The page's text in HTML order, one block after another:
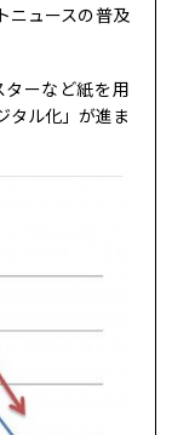
ニュースの普及
ターなど紙を用
タル化」が進ま